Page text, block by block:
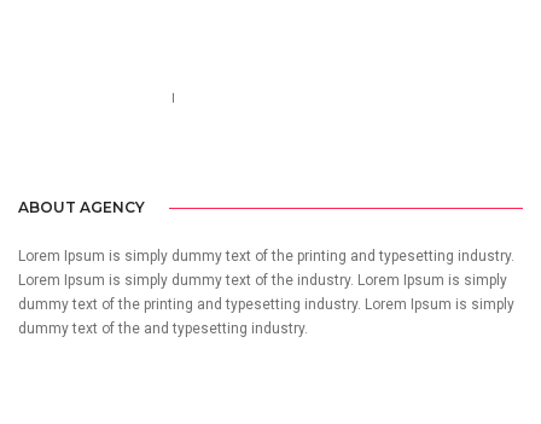
ABOUT AGENCY
Lorem Ipsum is simply dummy text of the printing and typesetting industry.
Lorem Ipsum is simply dummy text of the industry. Lorem Ipsum is simply
dummy text of the printing and typesetting industry. Lorem Ipsum is simply
dummy text of the and typesetting industry.